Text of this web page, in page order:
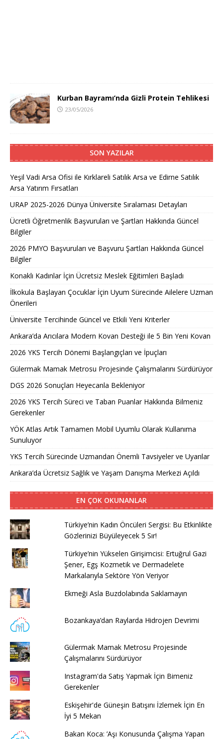
Kurban Bayramı’nda Gizli Protein Tehlikesi
23/05/2026
SON YAZILAR
Yeşil Vadi Arsa Ofisi ile Kırklareli Satılık Arsa ve Edirne Satılık
Arsa Yatırım Fırsatları
URAP 2025-2026 Dünya Üniversite Sıralaması Detayları
Ücretli Öğretmenlik Başvuruları ve Şartları Hakkında Güncel
Bilgiler
2026 PMYO Başvuruları ve Başvuru Şartları Hakkında Güncel
Bilgiler
Konaklı Kadınlar İçin Ücretsiz Meslek Eğitimleri Başladı
İlkokula Başlayan Çocuklar İçin Uyum Sürecinde Ailelere Uzman
Önerileri
Üniversite Tercihinde Güncel ve Etkili Yeni Kriterler
Ankara’da Arıcılara Modern Kovan Desteği ile 5 Bin Yeni Kovan
2026 YKS Tercih Dönemi Başlangıçları ve İpuçları
Gülermak Mamak Metrosu Projesinde Çalışmalarını Sürdürüyor
DGS 2026 Sonuçları Heyecanla Bekleniyor
2026 YKS Tercih Süreci ve Taban Puanlar Hakkında Bilmeniz
Gerekenler
YÖK Atlas Artık Tamamen Mobil Uyumlu Olarak Kullanıma
Sunuluyor
YKS Tercih Sürecinde Uzmandan Önemli Tavsiyeler ve Uyarılar
Ankara’da Ücretsiz Sağlık ve Yaşam Danışma Merkezi Açıldı
EN ÇOK OKUNANLAR
Türkiye’nin Kadın Öncüleri Sergisi: Bu Etkinlikte
Gözlerinizi Büyüleyecek 5 Sır!
Türkiye’nin Yükselen Girişimcisi: Ertuğrul Gazi
Şener, Egş Kozmetik ve Dermadelete
Markalarıyla Sektöre Yön Veriyor
Ekmeği Asla Buzdolabında Saklamayın
Bozankaya’dan Raylarda Hidrojen Devrimi
Gülermak Mamak Metrosu Projesinde
Çalışmalarını Sürdürüyor
Instagram'da Satış Yapmak İçin Bimeniz
Gerekenler
Eskişehir'de Güneşin Batışını İzlemek İçin En
İyi 5 Mekan
Bakan Koca: ’Aşı Konusunda Çalışma Yapan